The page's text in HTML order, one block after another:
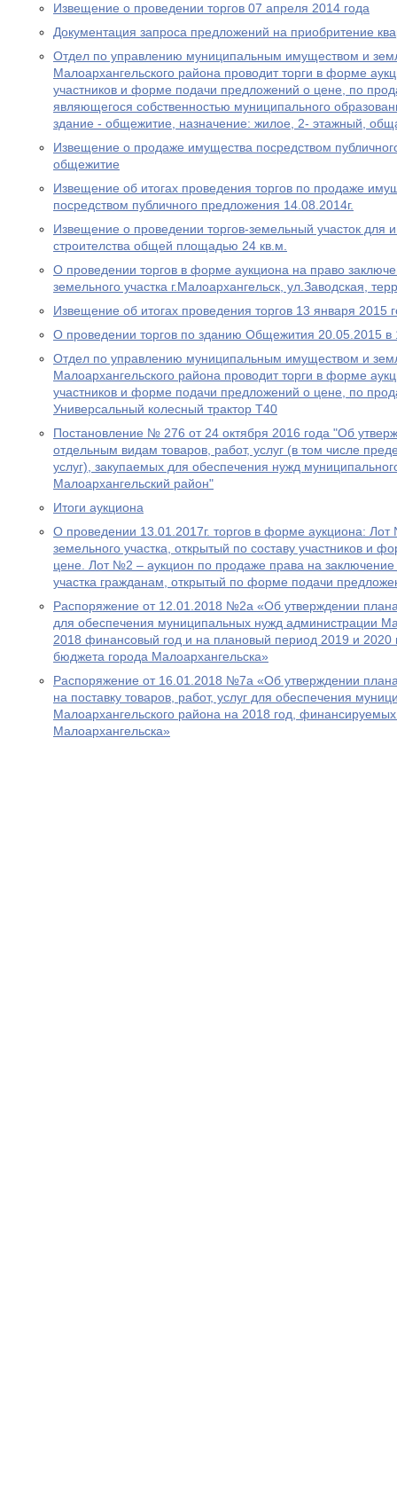
Извещение о проведении торгов 07 апреля 2014 года
Документация запроса предложений на приобритение
Отдел по управлению муниципальным имуществом и
Малоархангельского района проводит торги в форме
участников и форме подачи предложений о цене, по
являющегося собственностью муниципального
здание - общежитие, назначение: жилое, 2- этажный,
Извещение о продаже имущества посредством
общежитие
Извещение об итогах проведения торгов по продаже
посредством публичного предложения 14.08.2014г.
Извещение о проведении торгов-земельный участок для
строителства общей площадью 24 кв.м.
О проведении торгов в форме аукциона на право
земельного участка г.Малоархангельск, ул.Заводская,
Извещение об итогах проведения торгов 13 января 2015
О проведении торгов по зданию Общежития 20.05.2015 в
Отдел по управлению муниципальным имуществом и
Малоархангельского района проводит торги в форме
участников и форме подачи предложений о цене, по
Универсальный колесный трактор Т40
Постановление № 276 от 24 октября 2016 года "Об
отдельным видам товаров, работ, услуг (в том числе
услуг), закупаемых для обеспечения нужд
Малоархангельский район"
Итоги аукциона
О проведении 13.01.2017г. торгов в форме аукциона:
земельного участка, открытый по составу участников и
цене. Лот №2 – аукцион по продаже права на
участка гражданам, открытый по форме подачи
Распоряжение от 12.01.2018 №2а «Об утверждении плана
для обеспечения муниципальных нужд администрации
2018 финансовый год и на плановый период 2019 и 2020
бюджета города Малоархангельска»
Распоряжение от 16.01.2018 №7а «Об утверждении
на поставку товаров, работ, услуг для обеспечения
Малоархангельского района на 2018 год,
Малоархангельска»